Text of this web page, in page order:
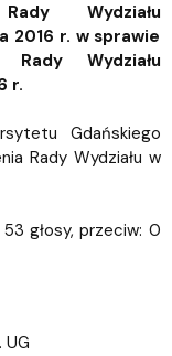
Wydziału
2016 r. w sprawie
Rady Wydziału
r.
Gdańskiego
Rady Wydziału w
53 głosy, przeciw: 0
UG